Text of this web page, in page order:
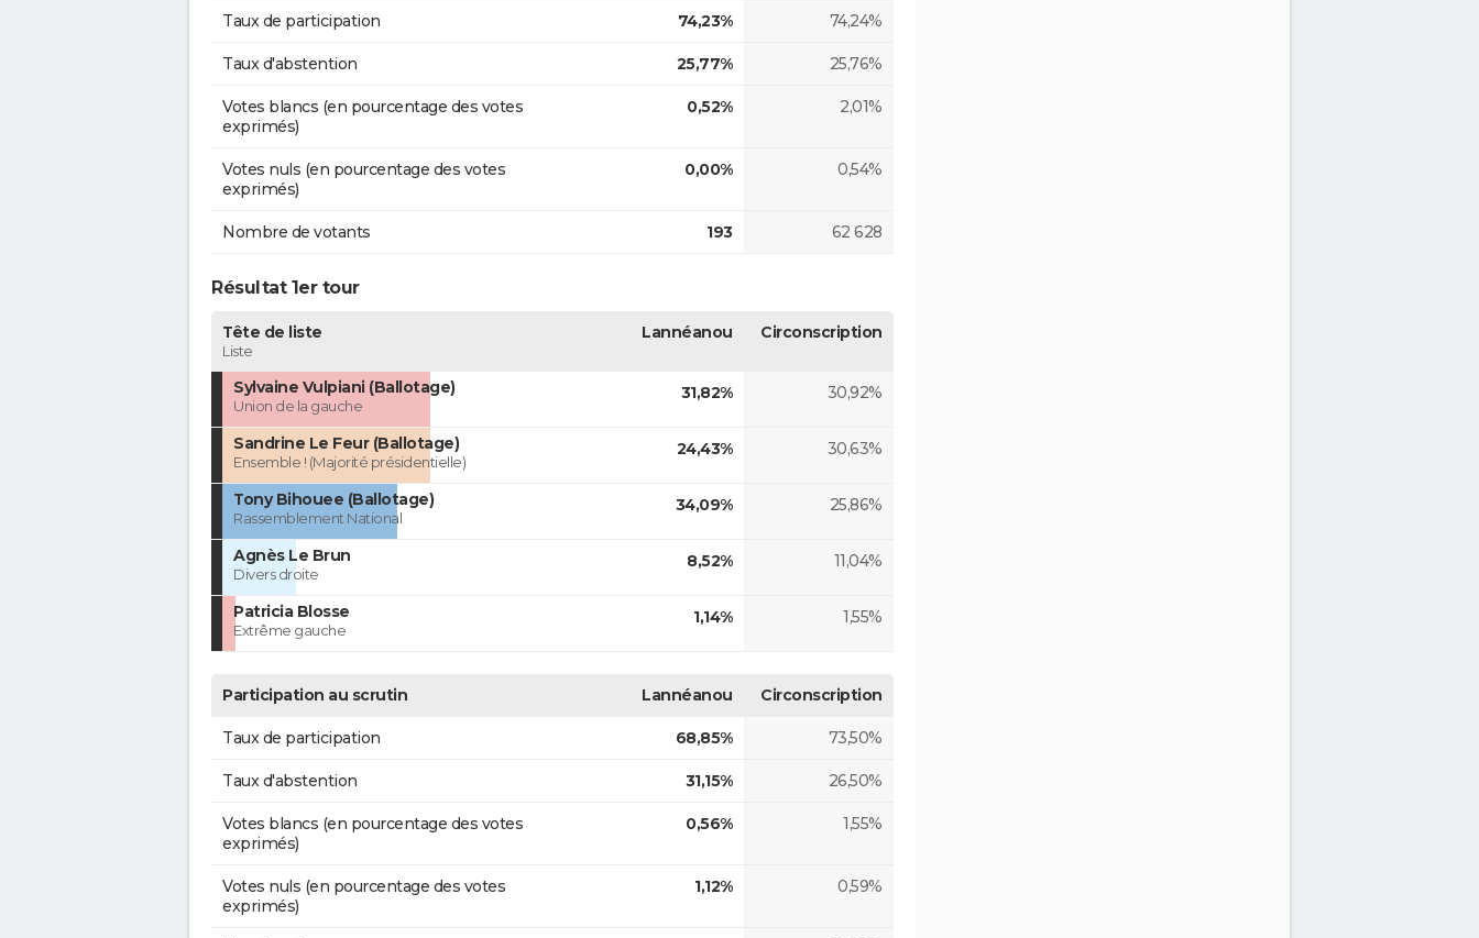
Taux de participation 74,23% 74,24%
Taux d'abstention 25,77% 25,76%
Votes blancs (en pourcentage des votes
exprimés)
0,52% 2,01%
Votes nuls (en pourcentage des votes
exprimés)
0,00% 0,54%
Nombre de votants 193 62 628
Résultat 1er tour
Tête de liste
Liste
Lannéanou Circonscription
Sylvaine Vulpiani (Ballotage)
Union de la gauche
31,82% 30,92%
Sandrine Le Feur (Ballotage)
Ensemble ! (Majorité présidentielle)
24,43% 30,63%
Tony Bihouee (Ballotage)
Rassemblement National
34,09% 25,86%
Agnès Le Brun
Divers droite
8,52% 11,04%
Patricia Blosse
Extrême gauche
1,14% 1,55%
Participation au scrutin Lannéanou Circonscription
Taux de participation 68,85% 73,50%
Taux d'abstention 31,15% 26,50%
Votes blancs (en pourcentage des votes
exprimés)
0,56% 1,55%
Votes nuls (en pourcentage des votes
exprimés)
1,12% 0,59%